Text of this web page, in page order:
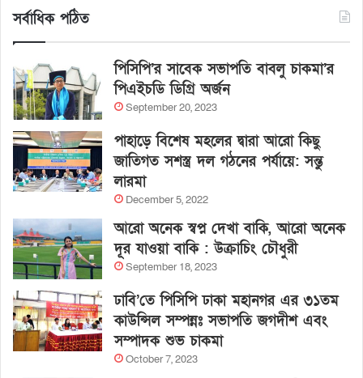
সর্বাধিক পঠিত
পিসিপি’র সাবেক সভাপতি বাবলু চাকমা’র
পিএইচডি ডিগ্রি অর্জন
September 20, 2023
পাহাড়ে বিশেষ মহলের দ্বারা আরো কিছু
জাতিগত সশস্ত্র দল গঠনের পর্যায়ে: সন্তু
লারমা
December 5, 2022
আরো অনেক স্বপ্ন দেখা বাকি, আরো অনেক
দূর যাওয়া বাকি : উক্রাচিং চৌধুরী
September 18, 2023
ঢাবি’তে পিসিপি ঢাকা মহানগর এর ৩১তম
কাউন্সিল সম্পন্নঃ সভাপতি জগদীশ এবং
সম্পাদক শুভ চাকমা
October 7, 2023